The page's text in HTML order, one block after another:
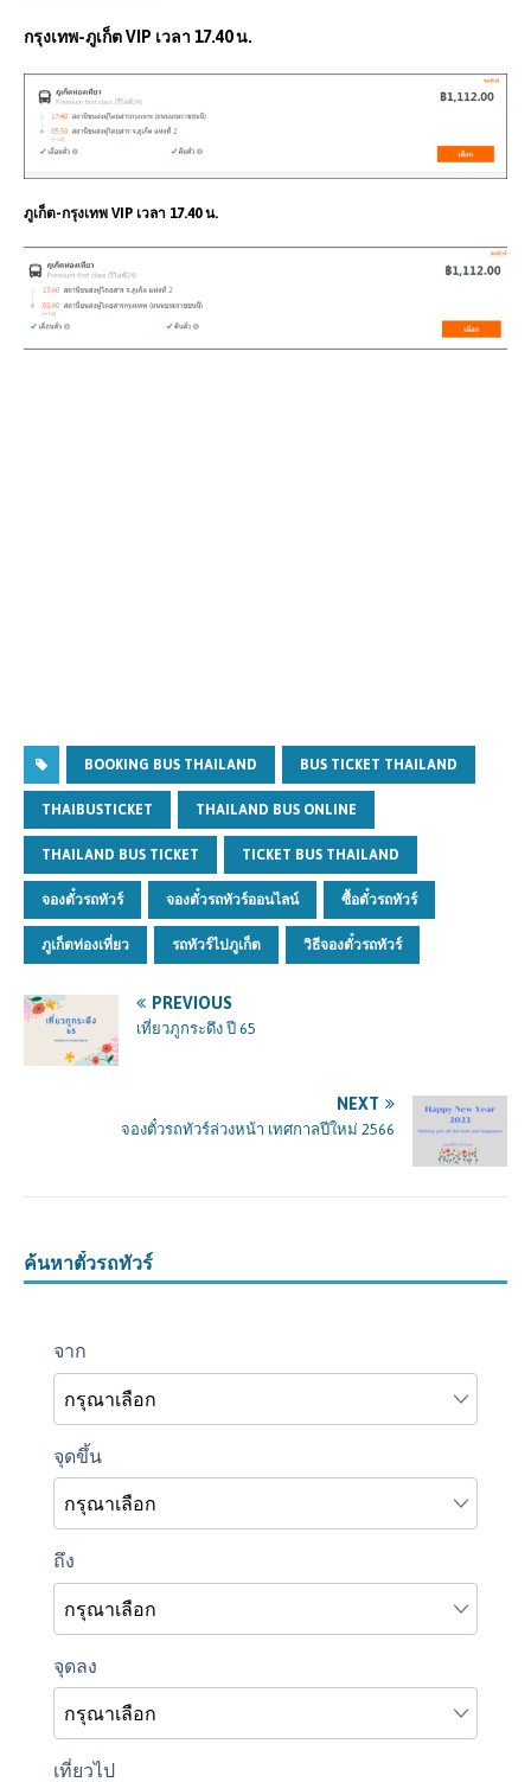
กรุงเทพ-ภูเก็ต VIP เวลา 17.40 น.
ภูเก็ต-กรุงเทพ VIP เวลา 17.40 น.
BOOKING BUS THAILAND BUS TICKET THAILAND
THAIBUSTICKET THAILAND BUS ONLINE
THAILAND BUS TICKET TICKET BUS THAILAND
จองตั๋วรถทัวร์ จองตั๋วรถทัวร์ออนไลน์ ซื้อตั๋วรถทัวร์
ภูเก็ตท่องเที่ยว รถทัวร์ไปภูเก็ต วิธีจองตั๋วรถทัวร์
PREVIOUS
เที่ยวภูกระดึง ปี 65
NEXT
จองตั๋วรถทัวร์ล่วงหน้า เทศกาลปีใหม่ 2566
ค้นหาตั๋วรถทัวร์